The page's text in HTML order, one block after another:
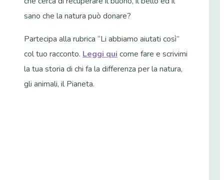
sano che la natura può donare?
Partecipa alla rubrica “Li abbiamo aiutati così”
col tuo racconto. Leggi qui come fare e scrivimi
la tua storia di chi fa la differenza per la natura,
gli animali, il Pianeta.